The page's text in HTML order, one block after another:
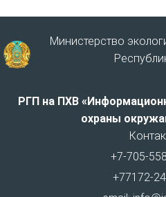
Министерство
РГП на ПХВ
охраны
+7-705-
+77172-